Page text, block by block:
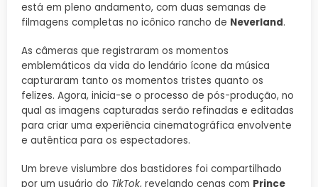
está em pleno andamento, com duas semanas de
filmagens completas no icônico rancho de Neverland.
As câmeras que registraram os momentos
emblemáticos da vida do lendário ícone da música
capturaram tanto os momentos tristes quanto os
felizes. Agora, inicia-se o processo de pós-produção, no
qual as imagens capturadas serão refinadas e editadas
para criar uma experiência cinematográfica envolvente
e autêntica para os espectadores.
Um breve vislumbre dos bastidores foi compartilhado
por um usuário do TikTok, revelando cenas com Prince